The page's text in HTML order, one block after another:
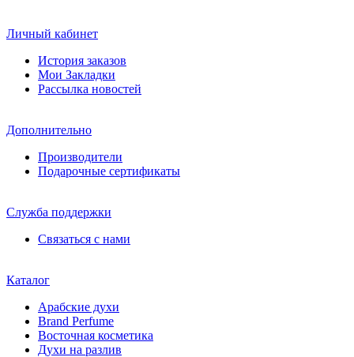
Личный кабинет
История заказов
Мои Закладки
Рассылка новостей
Дополнительно
Производители
Подарочные сертификаты
Служба поддержки
Связаться с нами
Каталог
Арабские духи
Brand Perfume
Восточная косметика
Духи на разлив